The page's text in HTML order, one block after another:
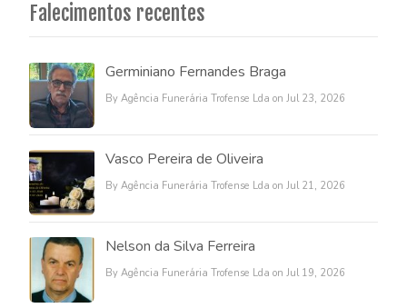
Falecimentos recentes
Germiniano Fernandes Braga
By Agência Funerária Trofense Lda on Jul 23, 2026
Vasco Pereira de Oliveira
By Agência Funerária Trofense Lda on Jul 21, 2026
Nelson da Silva Ferreira
By Agência Funerária Trofense Lda on Jul 19, 2026